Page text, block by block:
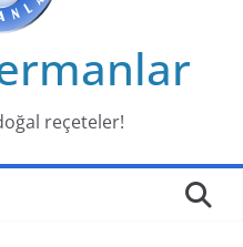
reçeteler!